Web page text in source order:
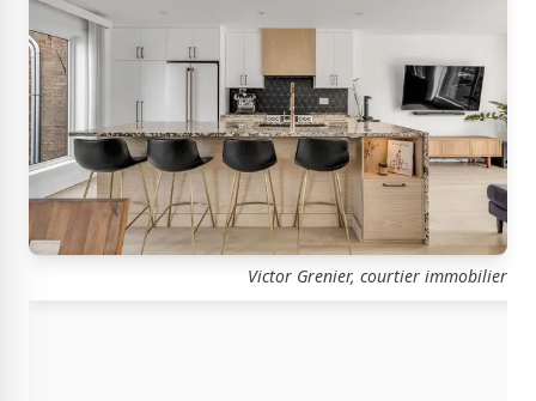
Victor Grenier, courtier immobilier